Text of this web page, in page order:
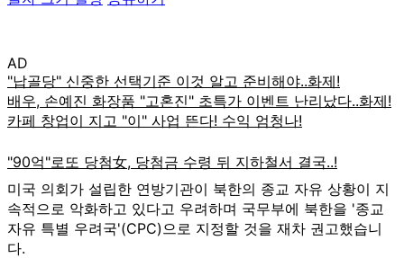
AD
미국 의회가 설립한 연방기관이 북한의 종교 자유 상황이 지
속적으로 악화하고 있다고 우려하며 국무부에 북한을 '종교
자유 특별 우려국'(CPC)으로 지정할 것을 재차 권고했습니
다.